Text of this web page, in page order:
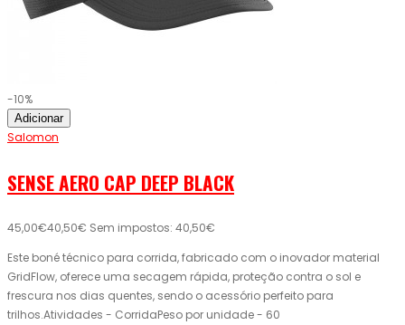
-10%
Adicionar
Salomon
SENSE AERO CAP DEEP BLACK
45,00€40,50€ Sem impostos: 40,50€
Este boné técnico para corrida, fabricado com o inovador material
GridFlow, oferece uma secagem rápida, proteção contra o sol e
frescura nos dias quentes, sendo o acessório perfeito para
trilhos.Atividades - CorridaPeso por unidade - 60